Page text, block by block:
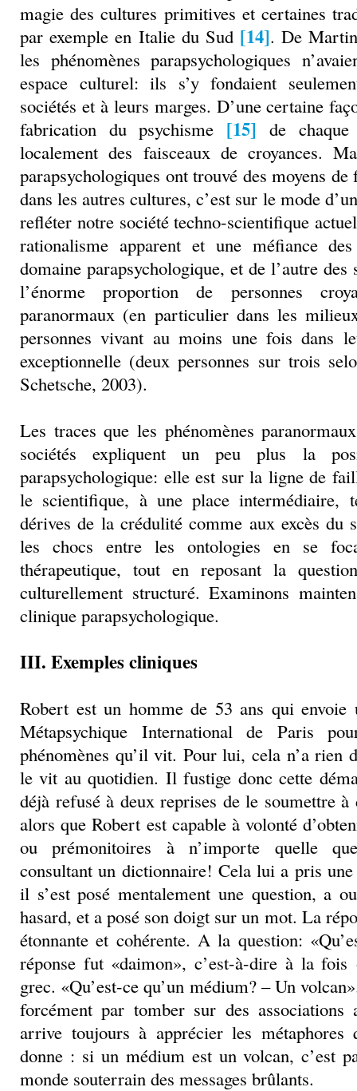
magie des cultures primitives et certaines
par exemple en Italie du Sud [14]. De
les phénomènes parapsychologiques
espace culturel: ils s’y fondaient
sociétés et à leurs marges. D’une certaine
fabrication du psychisme [15] de chaque
localement des faisceaux de croyances.
parapsychologiques ont trouvé des moyens
dans les autres cultures, c’est sur le mode
refléter notre société techno-scientifique
rationalisme apparent et une méfiance
domaine parapsychologique, et de l’autre
l’énorme proportion de personnes
paranormaux (en particulier dans les
personnes vivant au moins une fois dans
exceptionnelle (deux personnes sur trois
Schetsche, 2003).
Les traces que les phénomènes
sociétés expliquent un peu plus la
parapsychologique: elle est sur la ligne de
le scientifique, à une place intermédiaire,
dérives de la crédulité comme aux excès du
les chocs entre les ontologies en se
thérapeutique, tout en reposant la
culturellement structuré. Examinons
clinique parapsychologique.
III. Exemples cliniques
Robert est un homme de 53 ans qui
Métapsychique International de Paris
phénomènes qu’il vit. Pour lui, cela n’a rien
le vit au quotidien. Il fustige donc cette
déjà refusé à deux reprises de le soumettre à
alors que Robert est capable à volonté
ou prémonitoires à n’importe quelle
consultant un dictionnaire! Cela lui a pris
il s’est posé mentalement une question, a
hasard, et a posé son doigt sur un mot. La
étonnante et cohérente. A la question:
réponse fut «daimon», c’est-à-dire à la fois
grec. «Qu’est-ce qu’un médium? – Un
forcément par tomber sur des associations
arrive toujours à apprécier les
donne : si un médium est un volcan, c’est
monde souterrain des messages brûlants.